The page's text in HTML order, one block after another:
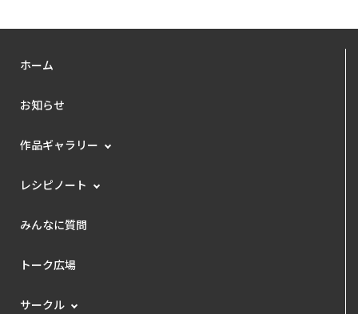
ホーム
お知らせ
作品ギャラリー
レシピノート
みんなに質問
トーク広場
サークル